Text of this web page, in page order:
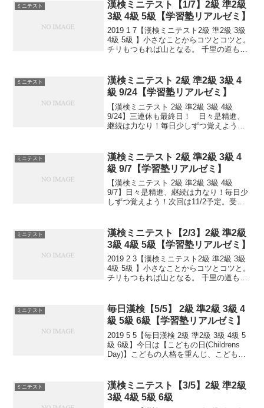
目指せ 合格...
ミニテスト
漢検ミニテスト【1/7】2級 準2級
3級 4級 5級【学習塾リアルゼミ】
2019 1 7【漢検ミニテスト2級 準2級 3級
4級 5級 】小さなことからコツとコツと。
チリもつもれば山となる。 千里の道も一
熟語問題などの出来具合が合否...
ミニテスト
漢検ミニテスト 2級 準2級 3級 4
級 9/24【学習塾リアルゼミ】
【漢検ミニテスト 2級 準2級 3級 4級
9/24】三連休も最終日！ 日々是精進、
継続は力なり！毎日少しずつ覚えよう！
書類お渡し致します。連絡は塾で直接言
っていた...
ミニテスト
漢検ミニテスト 2級 準2級 3級 4
級 9/7【学習塾リアルゼミ】
【漢検ミニテスト 2級 準2級 3級 4級
9/7】日々是精進、継続は力なり！毎日少
しずつ覚えよう！次回は11/2予定。受け
ミニテスト
漢検ミニテスト【2/3】2級 準2級
3級 4級 5級【学習塾リアルゼミ】
2019 2 3【漢検ミニテスト2級 準2級 3級
4級 5級 】小さなことからコツとコツと。
チリもつもれば山となる。 千里の道も一
熟語問題などの出来具合が合否...
ミニテスト
毎日漢検【5/5】 2級 準2級 3級 4
級 5級 6級【学習塾リアルゼミ】
2019 5 5【毎日漢検 2級 準2級 3級 4級 5
級 6級】今日は【こどもの日(Childrens
Day)】こどもの人格を重んじ、こどもの
の祝日法によ...
ミニテスト
漢検ミニテスト【3/5】2級 準2級
3級 4級 5級 6級